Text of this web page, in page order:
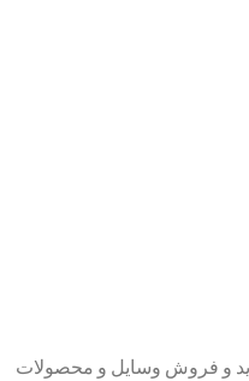
و فروش وسایل و محصولات